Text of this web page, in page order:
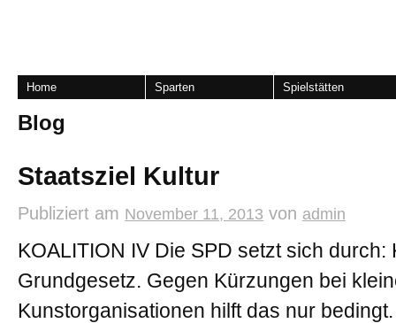
Home Sparten Spielstätten
Blog
Staatsziel Kultur
Publiziert am November 11, 2013 von admin
KOALITION IV Die SPD setzt sich durch:
Grundgesetz. Gegen Kürzungen bei
Kunstorganisationen hilft das nur bedingt.